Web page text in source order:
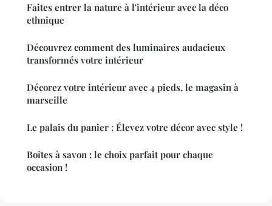
Faites entrer la nature à l'intérieur avec la déco
ethnique
Découvrez comment des luminaires audacieux
transformés votre intérieur
Décorez votre intérieur avec 4 pieds, le magasin à
marseille
Le palais du panier : Élevez votre décor avec style !
Boîtes à savon : le choix parfait pour chaque
occasion !